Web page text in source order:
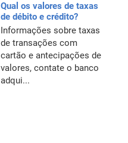
Qual os valores de taxas
de débito e crédito?
Informações sobre taxas
de transações com
cartão e antecipações de
valores, contate o banco
adqui...